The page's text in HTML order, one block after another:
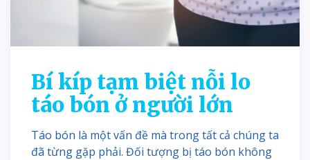
Bí kíp tạm biệt nỗi lo
táo bón ở người lớn
Táo bón là một vấn đề mà trong tất cả chúng ta
đã từng gặp phải. Đối tượng bị táo bón không